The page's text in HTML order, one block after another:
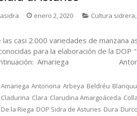
enero 2, 2020 Cultura sidrera,
las casi 2.000 variedades de manzana
para la elaboración de la DOP
Amariega
Amariega Antonona Arbeya Beldréu
Cladurina Clara Clarudina Amargoáceda
De la Riega DOP Sidra de Asturies Dura